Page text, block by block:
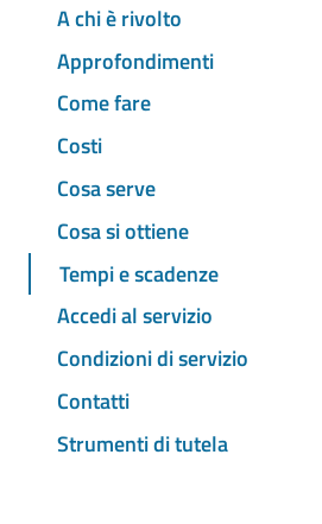
A chi è rivolto
Approfondimenti
Come fare
Costi
Cosa serve
Cosa si ottiene
Tempi e scadenze
Accedi al servizio
Condizioni di servizio
Contatti
Strumenti di tutela